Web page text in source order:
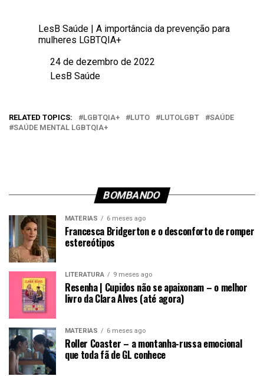
LesB Saúde | A importância da prevenção para
mulheres LGBTQIA+
Data
24 de dezembro de 2022
Em relação a
LesB Saúde
RELATED TOPICS: LGBTQIA+ LUTO LUTOLGBT
SAÚDE
SAÚDE MENTAL LGBTQIA+
BOMBANDO
MATÉRIAS 6 meses ago
Francesca Bridgerton e o desconforto de romper
estereótipos
LITERATURA 9 meses ago
Resenha | Cupidos não se apaixonam – o melhor
livro da Clara Alves (até agora)
MATÉRIAS 6 meses ago
Roller Coaster – a montanha-russa emocional
que toda fã de GL conhece